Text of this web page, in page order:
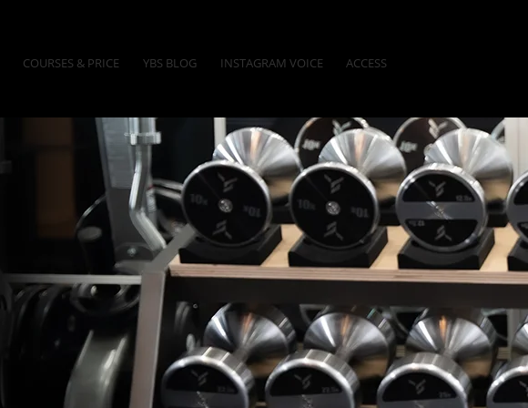
COURSES & PRICE YBS BLOG INSTAGRAM VOICE ACCESS